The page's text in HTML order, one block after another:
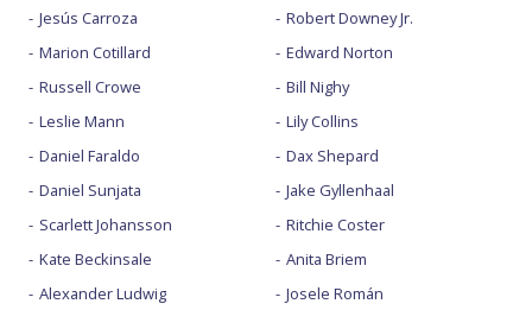
Jesús Carroza
Marion Cotillard
Russell Crowe
Leslie Mann
Daniel Faraldo
Daniel Sunjata
Scarlett Johansson
Kate Beckinsale
Alexander Ludwig
Robert Downey Jr.
Edward Norton
Bill Nighy
Lily Collins
Dax Shepard
Jake Gyllenhaal
Ritchie Coster
Anita Briem
Josele Román